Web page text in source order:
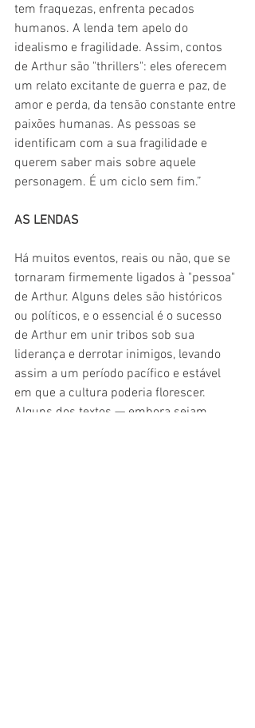
tem fraquezas, enfrenta pecados
humanos. A lenda tem apelo do
idealismo e fragilidade. Assim, contos
de Arthur são "thrillers": eles oferecem
um relato excitante de guerra e paz, de
amor e perda, da tensão constante entre
paixões humanas. As pessoas se
identificam com a sua fragilidade e
querem saber mais sobre aquele
personagem. É um ciclo sem fim.”
AS LENDAS
Há muitos eventos, reais ou não, que se
tornaram firmemente ligados à "pessoa"
de Arthur. Alguns deles são históricos
ou políticos, e o essencial é o sucesso
de Arthur em unir tribos sob sua
liderança e derrotar inimigos, levando
assim a um período pacífico e estável
em que a cultura poderia florescer.
Alguns dos textos — embora sejam